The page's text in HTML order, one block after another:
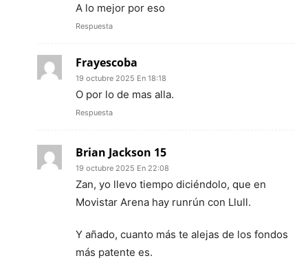
A lo mejor por eso
Respuesta
Frayescoba
19 octubre 2025 En 18:18
O por lo de mas alla.
Respuesta
Brian Jackson 15
19 octubre 2025 En 22:08
Zan, yo llevo tiempo diciéndolo, que en
Movistar Arena hay runrún con Llull.
Y añado, cuanto más te alejas de los fondos
más patente es.